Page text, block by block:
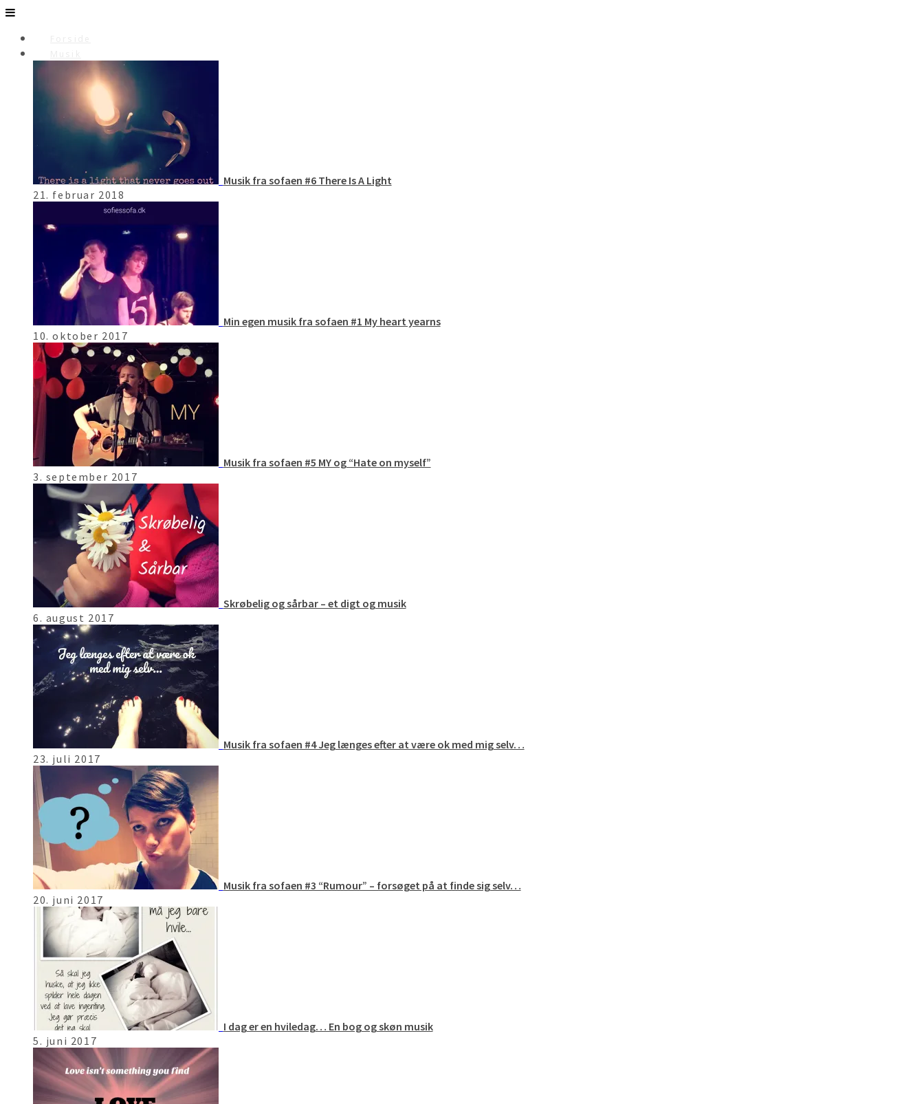
Musik fra sofaen #6 There Is A Light
21. februar 2018
Min egen musik fra sofaen #1 My heart yearns
10. oktober 2017
Musik fra sofaen #5 MY og “Hate on myself”
3. september 2017
Skrøbelig og sårbar – et digt og musik
6. august 2017
Musik fra sofaen #4 Jeg længes efter at være ok med mig selv…
23. juli 2017
Musik fra sofaen #3 “Rumour” – forsøget på at finde sig selv…
20. juni 2017
I dag er en hviledag… En bog og skøn musik
5. juni 2017